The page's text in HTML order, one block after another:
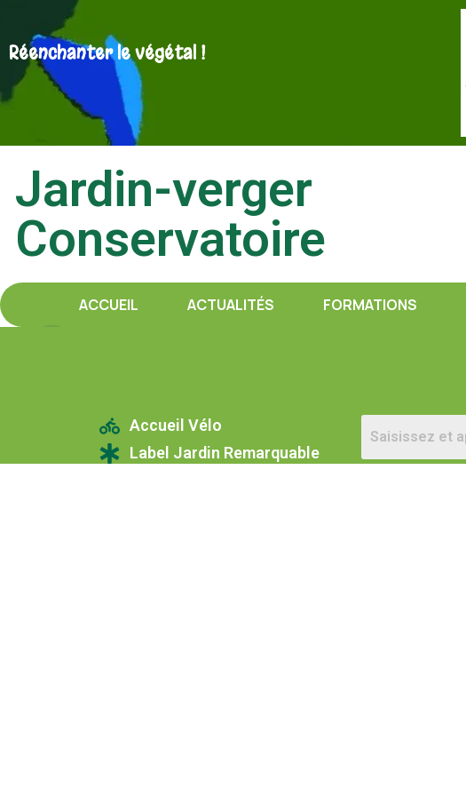
Réenchanter le végétal !
Jardin-verger
Conservatoire
ACCUEIL ACTUALITÉS FORMATIONS
Accueil Vélo
Label Jardin Remarquable